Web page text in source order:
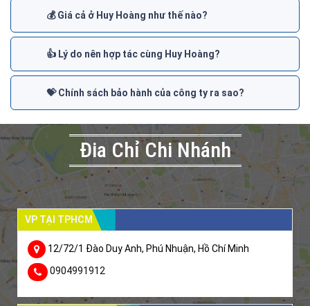
💰 Giá cả ở Huy Hoàng như thế nào?
👍 Lý do nên hợp tác cùng Huy Hoàng?
💝 Chính sách bảo hành của công ty ra sao?
Đia Chỉ Chi Nhánh
VP TẠI TPHCM
12/72/1 Đào Duy Anh, Phú Nhuận, Hồ Chí Minh
0904991912